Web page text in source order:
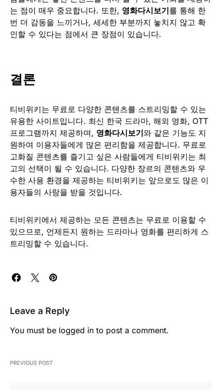
는 점이 매우 중요합니다. 또한, 영화다시보기를 통해 한
번 더 감동을 느끼거나, 세세한 부분까지 놓치지 않고 확
인할 수 있다는 점에서 큰 장점이 있습니다.
결론
티비위키는 무료로 다양한 콘텐츠를 스트리밍할 수 있는
유용한 사이트입니다. 최신 한국 드라마, 해외 영화, OTT
프로그램까지 제공하며, 영화다시보기와 같은 기능도 지
원하여 이용자들에게 많은 편리함을 제공합니다. 무료로
고화질 콘텐츠를 즐기고 싶은 사람들에게 티비위키는 최
고의 선택이 될 수 있습니다. 다양한 장르의 콘텐츠와 우
수한 사용 환경을 제공하는 티비위키는 앞으로도 많은 이
용자들의 사랑을 받을 것입니다.
티비위키에서 제공하는 모든 콘텐츠는 무료로 이용할 수
있으므로, 언제든지 원하는 드라마나 영화를 편리하게 스
트리밍할 수 있습니다.
Leave a Reply
You must be logged in to post a comment.
PREVIOUS POST